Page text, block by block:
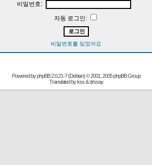
비밀번호:
자동 로그인:
비밀번호를 잊었어요
Powered byphpBB2.0.21-7 (Debian) © 2001, 2005 phpBB Group
Translated by kss & drssay